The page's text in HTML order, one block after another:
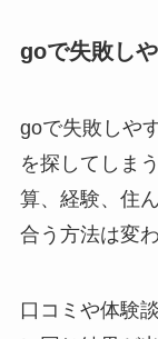
goで失敗し
goで失敗しや
を探してしま
算、経験、住
合う方法は変
口コミや体験